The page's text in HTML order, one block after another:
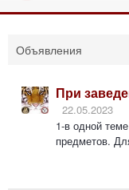
Объявления
При
22.05.2023
1-в одной
предметов.